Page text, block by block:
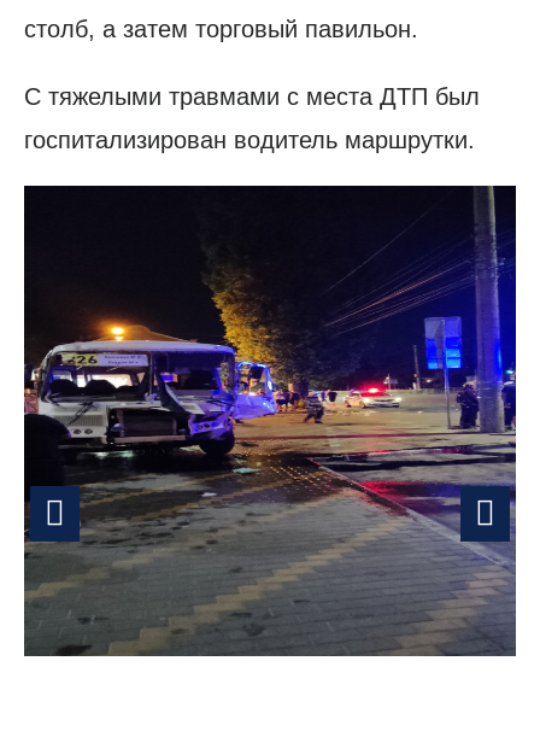
столб, а затем торговый павильон.
С тяжелыми травмами с места ДТП был
госпитализирован водитель маршрутки.